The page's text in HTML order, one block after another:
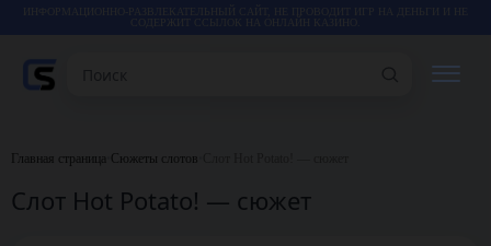
СОДЕРЖИТ ССЫЛОК НА ОНЛАЙН КАЗИНО.
КАЗИНО
Главная страница Сюжеты слотов
Слот Hot Potato! — сюжет